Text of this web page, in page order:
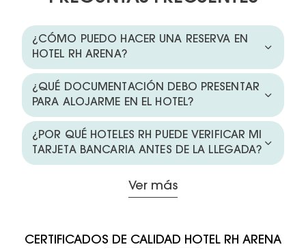
¿CÓMO PUEDO HACER UNA RESERVA EN
HOTEL RH ARENA?
¿QUÉ DOCUMENTACIÓN DEBO PRESENTAR
PARA ALOJARME EN EL HOTEL?
¿POR QUÉ HOTELES RH PUEDE VERIFICAR MI
TARJETA BANCARIA ANTES DE LA LLEGADA?
Ver más
CERTIFICADOS DE CALIDAD HOTEL RH ARENA